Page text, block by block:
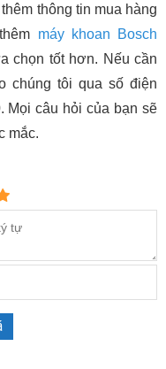
thông tin mua hàng
máy khoan Bosch
chọn tốt hơn. Nếu cần
chúng tôi qua số điện
. Mọi câu hỏi của bạn sẽ
mắc.